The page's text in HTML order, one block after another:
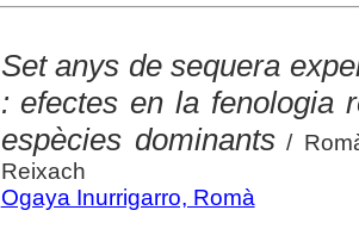
Set anys de sequera
: efectes en la fenologia
espècies dominants /
Reixach
Ogaya Inurrigarro, Romà